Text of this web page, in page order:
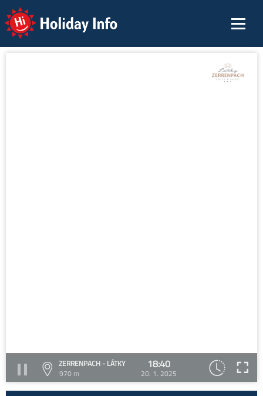
Holiday Info
ZERRENPACH - LÁTKY
970 m
18:40
20. 1. 2025